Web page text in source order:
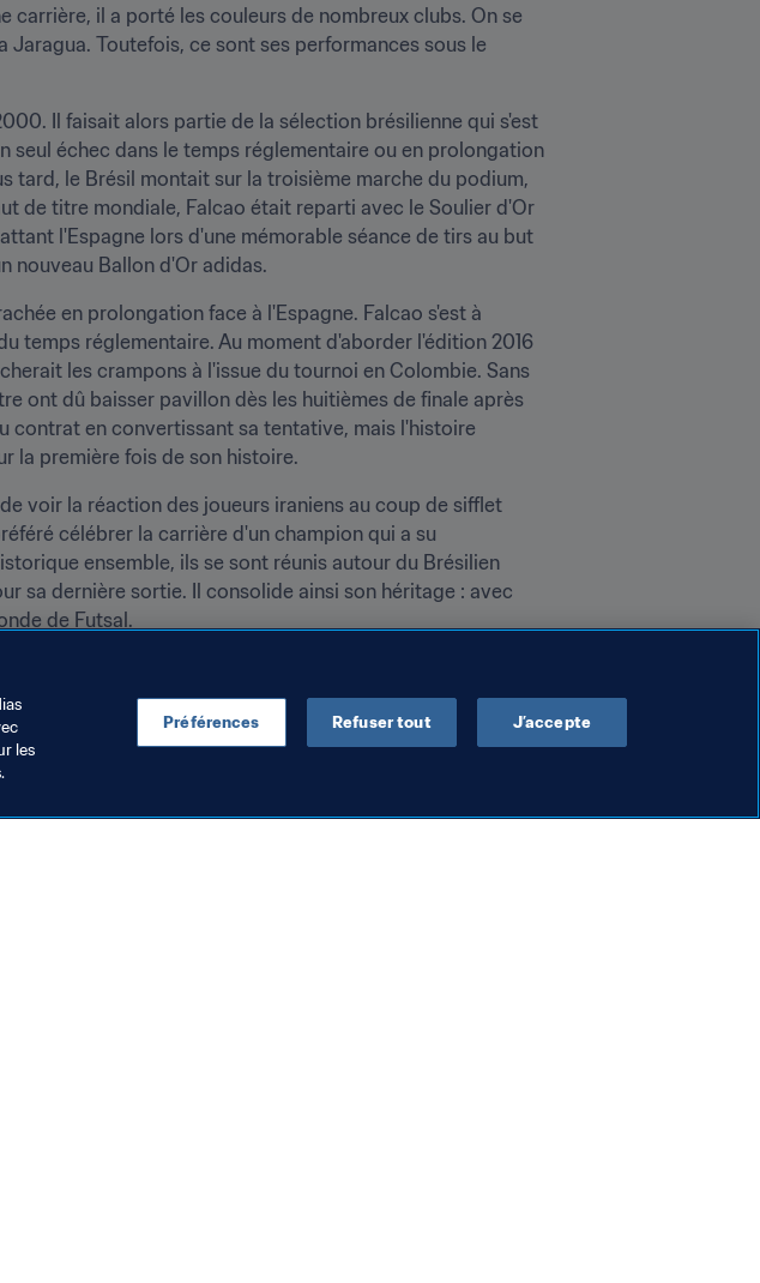
il a porté les couleurs de nombreux clubs. On se
Toutefois, ce sont ses performances sous le
Il faisait alors partie de la sélection brésilienne qui s'est
seul échec dans le temps réglementaire ou en prolongation
tard, le Brésil montait sur la troisième marche du podium,
de titre mondiale, Falcao était reparti avec le Soulier d'Or
l'Espagne lors d'une mémorable séance de tirs au but
nouveau Ballon d'Or adidas.
en prolongation face à l'Espagne. Falcao s'est à
temps réglementaire. Au moment d'aborder l'édition 2016
les crampons à l'issue du tournoi en Colombie. Sans
ont dû baisser pavillon dès les huitièmes de finale après
contrat en convertissant sa tentative, mais l'histoire
la première fois de son histoire.
voir la réaction des joueurs iraniens au coup de sifflet
célébrer la carrière d'un champion qui a su
ensemble, ils se sont réunis autour du Brésilien
sa dernière sortie. Il consolide ainsi son héritage : avec
de Futsal.
FIFA a remis à Falcao, des mains d'Anriy Shevchenko, le
Awards™.
les
Préférences Refuser tout J’accepte